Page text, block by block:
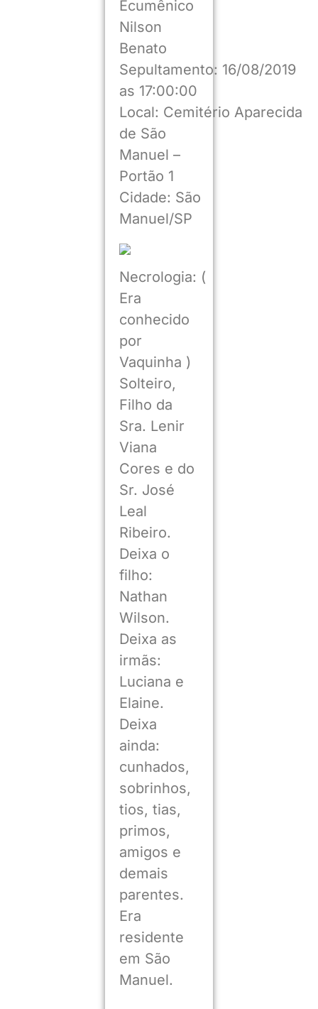
Ecumênico
Nilson
Benato
Sepultamento: 16/08/2019
as 17:00:00
Local: Cemitério Aparecida
de São
Manuel –
Portão 1
Cidade: São
Manuel/SP
Necrologia: (
Era
conhecido
por
Vaquinha )
Solteiro,
Filho da
Sra. Lenir
Viana
Cores e do
Sr. José
Leal
Ribeiro.
Deixa o
filho:
Nathan
Wilson.
Deixa as
irmãs:
Luciana e
Elaine.
Deixa
ainda:
cunhados,
sobrinhos,
tios, tias,
primos,
amigos e
demais
parentes.
Era
residente
em São
Manuel.